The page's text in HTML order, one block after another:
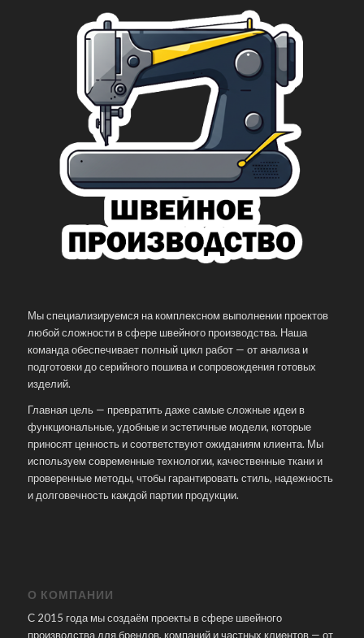
Мы специализируемся на комплексном выполнении проектов
любой сложности в сфере швейного производства. Наша
команда обеспечивает полный цикл работ — от анализа и
подготовки до серийного пошива и сопровождения готовых
изделий.
Главная цель — превратить даже самые сложные идеи в
функциональные, удобные и эстетичные модели, которые
приносят ценность и соответствуют ожиданиям клиента. Мы
используем современные технологии, качественные ткани и
проверенные методы, чтобы гарантировать стиль, надежность
и долговечность каждой партии продукции.
О КОМПАНИИ
С 2015 года мы создаём проекты в сфере швейного
производства для брендов, компаний и частных клиентов — от